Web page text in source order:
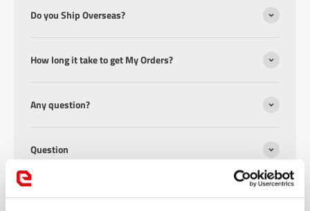
Do you Ship Overseas?
How long it take to get My Orders?
Any question?
Question
Question